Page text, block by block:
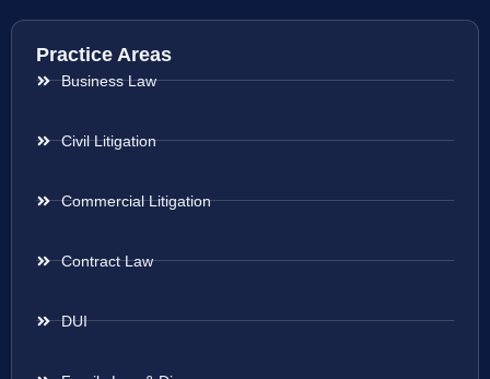
Practice Areas
Business Law
Civil Litigation
Commercial Litigation
Contract Law
DUI